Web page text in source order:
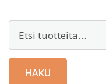
HAKU